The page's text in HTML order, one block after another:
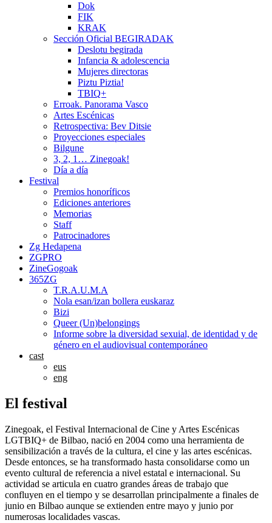
Dok
FIK
KRAK
Sección Oficial BEGIRADAK
Deslotu begirada
Infancia & adolescencia
Mujeres directoras
Piztu Piztia!
TBIQ+
Erroak. Panorama Vasco
Artes Escénicas
Retrospectiva: Bev Ditsie
Proyecciones especiales
Bilgune
3, 2, 1… Zinegoak!
Día a día
Festival
Premios honoríficos
Ediciones anteriores
Memorias
Staff
Patrocinadores
Zg Hedapena
ZGPRO
ZineGogoak
365ZG
T.R.A.U.M.A
Nola esan/izan bollera euskaraz
Bizi
Queer (Un)belongings
Informe sobre la diversidad sexuial, de identidad y de
género en el audiovisual contemporáneo
cast
eus
eng
El festival
Zinegoak, el Festival Internacional de Cine y Artes Escénicas
LGTBIQ+ de Bilbao, nació en 2004 como una herramienta de
sensibilización a través de la cultura, el cine y las artes escénicas.
Desde entonces, se ha transformado hasta consolidarse como un
evento cultural de referencia a nivel estatal e internacional. Su
actividad se articula en cuatro grandes áreas de trabajo que
confluyen en el tiempo y se desarrollan principalmente a finales de
junio en Bilbao aunque se extienden entre mayo y junio por
numerosas localidades vascas.